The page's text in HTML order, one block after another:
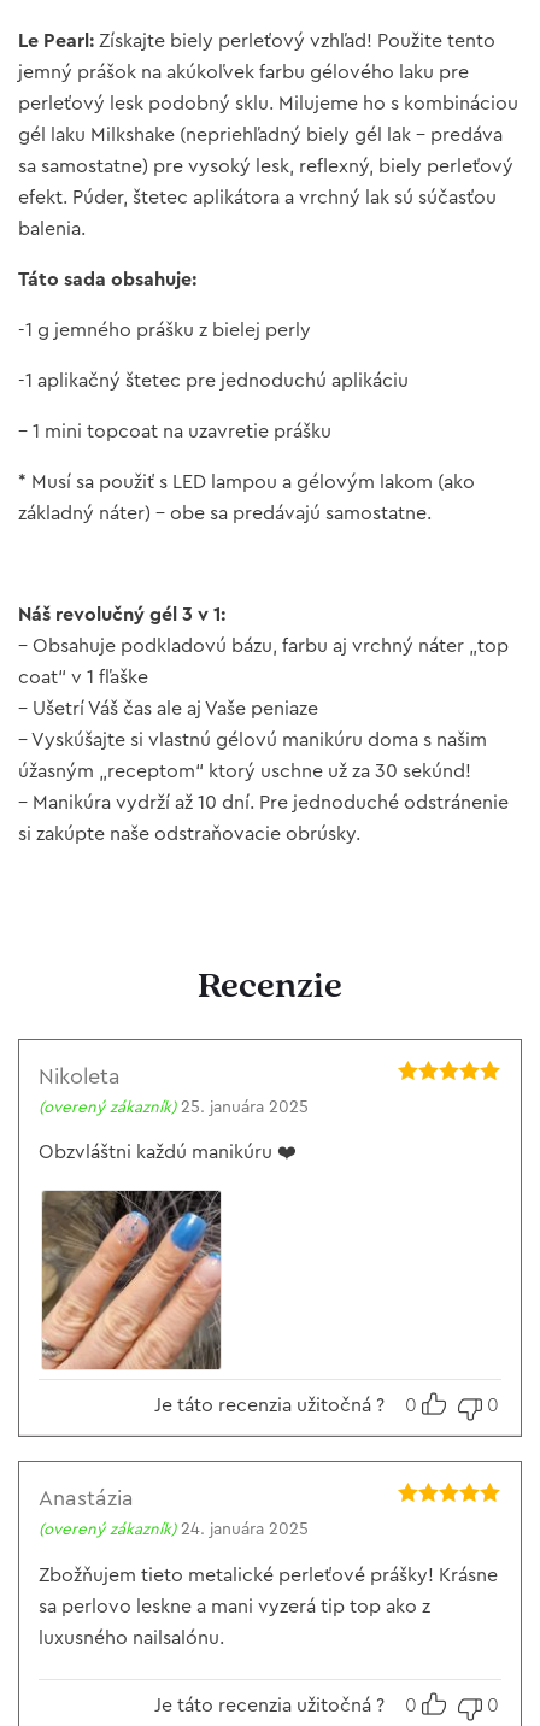
Le Pearl: Získajte biely perleťový vzhľad! Použite tento
jemný prášok na akúkoľvek farbu gélového laku pre
perleťový lesk podobný sklu. Milujeme ho s kombináciou
gél laku Milkshake (nepriehľadný biely gél lak – predáva
sa samostatne) pre vysoký lesk, reflexný, biely perleťový
efekt. Púder, štetec aplikátora a vrchný lak sú súčasťou
balenia.
Táto sada obsahuje:
-1 g jemného prášku z bielej perly
-1 aplikačný štetec pre jednoduchú aplikáciu
– 1 mini topcoat na uzavretie prášku
* Musí sa použiť s LED lampou a gélovým lakom (ako
základný náter) – obe sa predávajú samostatne.
Náš revolučný gél 3 v 1:
– Obsahuje podkladovú bázu, farbu aj vrchný náter „top
coat“ v 1 fľaške
– Ušetrí Váš čas ale aj Vaše peniaze
– Vyskúšajte si vlastnú gélovú manikúru doma s našim
úžasným „receptom“ ktorý uschne už za 30 sekúnd!
– Manikúra vydrží až 10 dní. Pre jednoduché odstránenie
si zakúpte naše odstraňovacie obrúsky.
Recenzie
Nikoleta
(overený zákazník) 25. januára 2025
Obzvláštni každú manikúru ❤️
Je táto recenzia užitočná ? 0 0
Anastázia
(overený zákazník) 24. januára 2025
Zbožňujem tieto metalické perleťové prášky! Krásne
sa perlovo leskne a mani vyzerá tip top ako z
luxusného nailsalónu.
Je táto recenzia užitočná ? 0 0